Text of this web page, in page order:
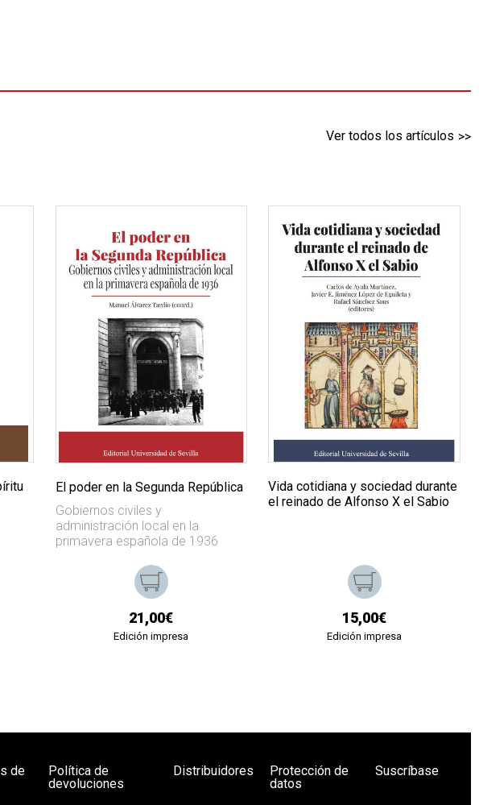
Ver todos los artículos
El poder en la Segunda República
Gobiernos civiles y
administración local en la
primavera española de 1936
21,00€
Edición impresa
Vida cotidiana y sociedad durante
el reinado de Alfonso X el Sabio
15,00€
Edición impresa
de
Política de
devoluciones
Distribuidores
Protección de
datos
Suscríbase